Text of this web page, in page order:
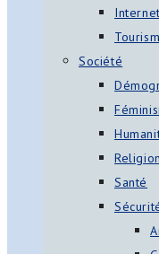
Société
Religion
Santé